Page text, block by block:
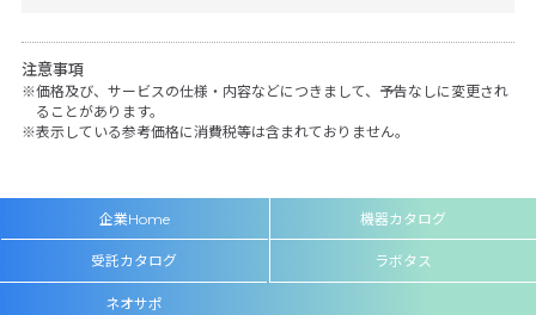
注意事項
価格及び、サービスの仕様・内容などにつきまして、予告なしに変更され
ることがあります。
表示している参考価格に消費税等は含まれておりません。
企業Home 機器カタログ
受託カタログ ラボタス
ネオサポ